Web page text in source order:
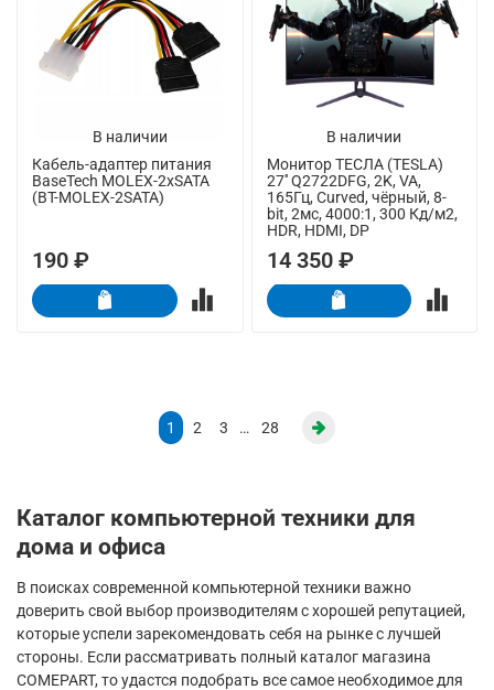
В наличии
Кабель-адаптер питания
BaseTech MOLEX-2xSATA
(BT-MOLEX-2SATA)
190 ₽
В наличии
Монитор ТЕСЛА (TESLA)
27'' Q2722DFG, 2K, VA,
165Гц, Curved, чёрный, 8-
bit, 2мс, 4000:1, 300 Кд/м2,
HDR, HDMI, DP
14 350 ₽
1 2 3 … 28
Каталог компьютерной техники для
дома и офиса
В поисках современной компьютерной техники важно
доверить свой выбор производителям с хорошей репутацией,
которые успели зарекомендовать себя на рынке с лучшей
стороны. Если рассматривать полный каталог магазина
COMEPART, то удастся подобрать все самое необходимое для